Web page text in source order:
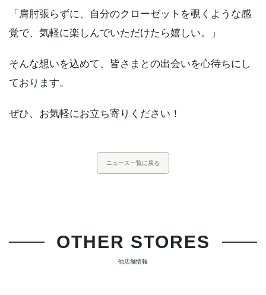
「肩肘張らずに、自分のクローゼットを覗くような感
覚で、気軽に楽しんでいただけたら嬉しい。」
そんな想いを込めて、皆さまとの出会いを心待ちにし
ております。
ぜひ、お気軽にお立ち寄りください！
ニュース一覧に戻る
OTHER STORES
他店舗情報